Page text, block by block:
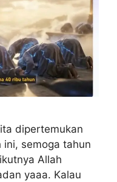
dipertemukan
ini, semoga tahun
Allah
yaaa. Kalau